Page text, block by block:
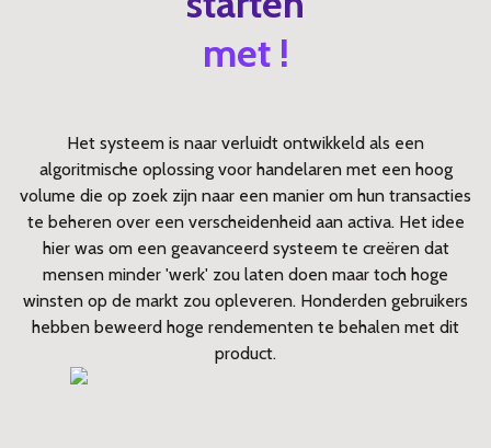
met !
Het systeem is naar verluidt ontwikkeld als een
algoritmische oplossing voor handelaren met een hoog
volume die op zoek zijn naar een manier om hun transacties
te beheren over een verscheidenheid aan activa. Het idee
hier was om een geavanceerd systeem te creëren dat
mensen minder 'werk' zou laten doen maar toch hoge
winsten op de markt zou opleveren. Honderden gebruikers
hebben beweerd hoge rendementen te behalen met dit
product.